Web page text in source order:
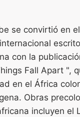
se convirtió en
con la
Fall Apart ",
en el África
Obras
incluyen el